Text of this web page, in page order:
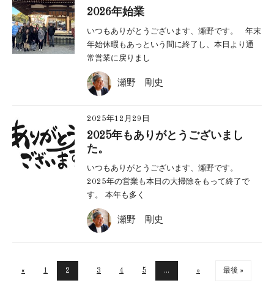
2026年始業
いつもありがとうございます、瀬野です。 年末
年始休暇もあっという間に終了し、本日より通
常営業に戻りまし
瀬野 剛史
2025年12月29日
2025年もありがとうございまし
た。
いつもありがとうございます、瀬野です。
2025年の営業も本日の大掃除をもって終了で
す。 本年も多く
瀬野 剛史
« 1 2 3 4 5 ... » 最後 »